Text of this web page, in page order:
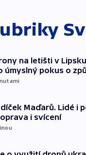
na letišti v
úmyslný pokus o
Maďarů. Lidé i
i svícení